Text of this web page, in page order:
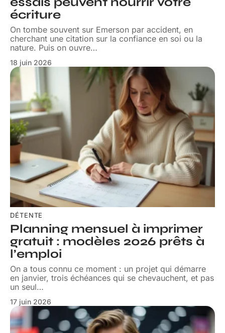
écriture
On tombe souvent sur Emerson par accident, en
cherchant une citation sur la confiance en soi ou la
nature. Puis on ouvre…
18 juin 2026
DÉTENTE
Planning mensuel à imprimer
gratuit : modèles 2026 prêts à
l’emploi
On a tous connu ce moment : un projet qui démarre
en janvier, trois échéances qui se chevauchent, et pas
un seul…
17 juin 2026